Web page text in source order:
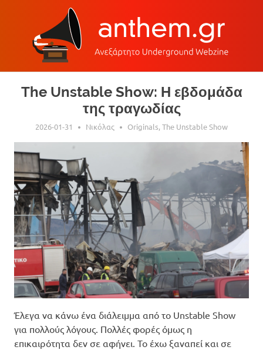
The Unstable Show: Η εβδομάδα
της τραγωδίας
2026-01-31 Νικόλας Originals,The Unstable Show
Έλεγα να κάνω ένα διάλειμμα από το Unstable Show
για πολλούς λόγους. Πολλές φορές όμως η
επικαιρότητα δεν σε αφήνει. Το έχω ξαναπεί και σε